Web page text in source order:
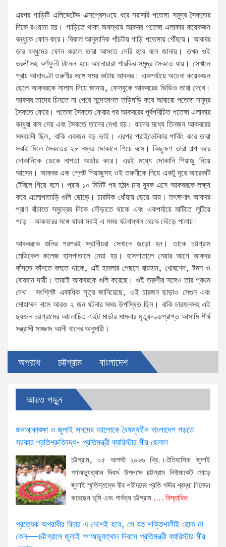
এরপর গাড়িটি এলিভেটেড এক্সপ্রেসওয়ে ধরে সরাসরি পতেঙ্গা সমুদ্র সৈকতের
দিকে রওয়ানা হয়। গাড়িতে থাকা অবস্থায় আকবর পতেঙ্গা এলাকার কয়েকজন
বন্ধুকে ফোন করে। বিকাল আনুমানিক পাঁচটায় গাড়ি পতেঙ্গায় পৌঁছায়। আকবর
তার বন্ধুদের ফোন করলে তারা আসতে দেরি হবে বলে জানায়। তখন ওই
তরুণীসহ কর্ণফুলী টানেল হয়ে আনোয়ারা পারকির সমুদ্র সৈকতে যায়। সেখানে
প্রায় আধাঘণ্টা তরুণীর সঙ্গে সময় কাটায় আকবর। একপর্যায়ে অচেনা কয়েকজন
ছেলে আকবরকে সালাম দিয়ে জানায়, ফেসবুকে আকবরের ভিডিও তারা দেখে।
আকবর তাদের চিনতে না পেরে সন্দেহবশত তড়িঘড়ি করে আবারো পতেঙ্গা সমুদ্র
সৈকতে ফেরে। পতেঙ্গা সৈকতে ফেরার পর আকবরের পূর্বপরিচিত পতেঙ্গা এলাকার
বন্ধুরা কল দেয় এবং সৈকতে তাদের দেখা হয়। যাদের মধ্যে তিনজন আকবরের
সমবয়সী ছিল, বাকি একজন বড় ভাই। এরপর প্রাইভেটকার পার্কিং করে তারা
সবাই মিলে সৈকতের ২৮ নম্বর দোকানে গিয়ে বসে। কিছুক্ষণ তারা গল্প করে
দোকানিকে ডেকে নাশতা অর্ডার করে। এরই মধ্যে দোকানি পিয়াজু নিয়ে
আসেন। আকবর এক প্লেট পিয়াজুসহ ওই তরুণীকে নিয়ে একটু দূরে আরেকটি
টেবিলে গিয়ে বসে। প্রায় ১০ মিনিট পর হঠাৎ চার যুবক এসে আকবরকে লক্ষ্য
করে এলোপাতাড়ি গুলি ছোড়ে। চারদিক ধোঁয়ায় ছেয়ে যায়। তৎক্ষণাৎ আকবর
প্রাণ বাঁচাতে সমুদ্রের দিকে দৌড়াতে থাকে এবং একপর্যায়ে মাটিতে লুটিয়ে
পড়ে। আকবরের সঙ্গে থাকা সবাই এ সময় ঘটনাস্থল থেকে দৌড়ে পালায়।
আকবরকে গুলির পরপরই স্থানীয়রা সেখানে জড়ো হন। তাকে চট্টগ্রাম
মেডিকেল কলেজ হাসপাতালে নেয়া হয়। হাসপাতালে নেয়ার আগে আকবর
কাঁদতে কাঁদতে বলতে থাকে, এই হামলার পেছনে রায়হান, খোরশেদ, ইমন ও
বোরহান দায়ী। তারাই আকবরকে গুলি করেছে। ওই তরুণীর সঙ্গেও তার প্রথম
দেখা। সংশ্লিষ্ট একাধিক সূত্র জানিয়েছে, ওই চারজন ছাড়াও সেগুন এবং
মোহাম্মদ নামে আরও ২ জন ঘটনার সময় উপস্থিত ছিল। বাকি চারজনসহ এই
ছয়জন চট্টগ্রামের আলোচিত এইট মার্ডার মামলার মৃত্যুদণ্ডপ্রাপ্ত আসামি শীর্ষ
সন্ত্রাসী সাজ্জাদ আলী খানের অনুসারী।
অপরাধ চট্টগ্রাম বাংলাদেশ
আরও পড়ুন
জনআকাঙ্ক্ষা ও জুলাই সনদের আলোকে বৈষম্যহীন বাংলাদেশ গড়তে
সরকার প্রতিশ্রুতিবদ্ধ- প্রতিমন্ত্রী ব্যারিস্টার মীর হেলাল
চট্টগ্রাম, ০৫ আগস্ট ২০২৬ খ্রি.।ঐতিহাসিক 'জুলাই
গণঅভ্যুত্থান দিবস' উপলক্ষে চট্টগ্রাম নিউমার্কেট মোড়ে
জুলাই স্মৃতিস্তম্ভে বীর শহীদদের প্রতি গভীর শ্রদ্ধা নিবেদন
করেছেন ভূমি এবং পার্বত্য চট্টগ্রাম .... বিস্তারিত
প্রত্যেক অপরাধীর বিচার এ দেশেই হবে, সে যত শক্তিশালীই হোক না
কেন—চট্টগ্রামে জুলাই গণঅভ্যুত্থান দিবসে প্রতিমন্ত্রী ব্যারিস্টার মীর